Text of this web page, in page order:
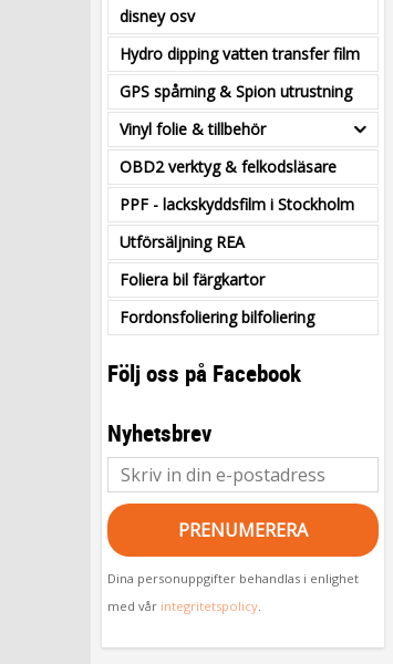
disney osv
Hydro dipping vatten transfer film
GPS spårning & Spion utrustning
Vinyl folie & tillbehör
OBD2 verktyg & felkodsläsare
PPF - lackskyddsfilm i Stockholm
Utförsäljning REA
Foliera bil färgkartor
Fordonsfoliering bilfoliering
Följ oss på Facebook
Nyhetsbrev
PRENUMERERA
Dina personuppgifter behandlas i enlighet
med vår integritetspolicy.